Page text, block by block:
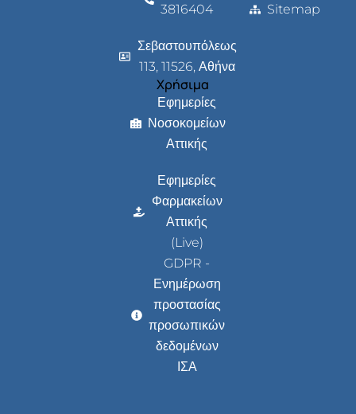
3816404
Σεβαστουπόλεως
113, 11526, Αθήνα
Χρήσιμα
Εφημερίες
Νοσοκομείων
Αττικής
Εφημερίες
Φαρμακείων
Αττικής
(Live)
GDPR -
Ενημέρωση
προστασίας
προσωπικών
δεδομένων
ΙΣΑ
Sitemap